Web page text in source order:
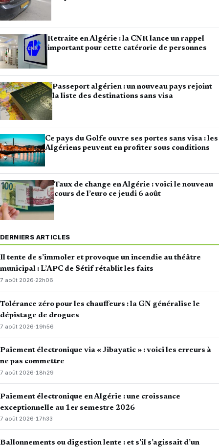
Retraite en Algérie : la CNR lance un rappel
important pour cette catérorie de personnes
Passeport algérien : un nouveau pays rejoint
la liste des destinations sans visa
Ce pays du Golfe ouvre ses portes sans visa : les
Algériens peuvent en profiter sous conditions
Taux de change en Algérie : voici le nouveau
cours de l’euro ce jeudi 6 août
DERNIERS ARTICLES
Il tente de s’immoler et provoque un incendie au théâtre
municipal : L’APC de Sétif rétablit les faits
7 août 2026·22h06
Tolérance zéro pour les chauffeurs : la GN généralise le
dépistage de drogues
7 août 2026· 19h56
Paiement électronique via « Jibayatic » : voici les erreurs à
ne pas commettre
7 août 2026·18h29
Paiement électronique en Algérie : une croissance
exceptionnelle au 1er semestre 2026
7 août 2026·17h33
Ballonnements ou digestion lente : et s’il s’agissait d’un